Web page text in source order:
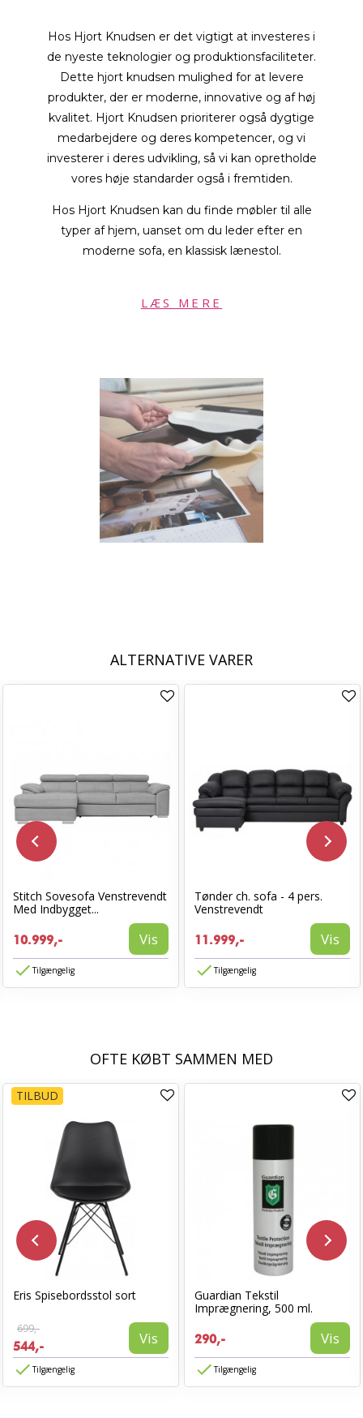
Hos Hjort Knudsen er det vigtigt at investeres i
de nyeste teknologier og produktionsfaciliteter.
Dette hjort knudsen mulighed for at levere
produkter, der er moderne, innovative og af høj
kvalitet. Hjort Knudsen prioriterer også dygtige
medarbejdere og deres kompetencer, og vi
investerer i deres udvikling, så vi kan opretholde
vores høje standarder også i fremtiden.
Hos Hjort Knudsen kan du finde møbler til alle
typer af hjem, uanset om du leder efter en
moderne sofa, en klassisk lænestol.
LÆS MERE
ALTERNATIVE VARER
Stitch Sovesofa Venstrevendt
Med Indbygget...
10.999,- Vis
Tilgængelig
Tønder ch. sofa - 4 pers.
Venstrevendt
11.999,- Vis
Tilgængelig
OFTE KØBT SAMMEN MED
TILBUD
Eris Spisebordsstol sort
699,-
544,- Vis
Tilgængelig
Guardian Tekstil
Imprægnering, 500 ml.
290,- Vis
Tilgængelig